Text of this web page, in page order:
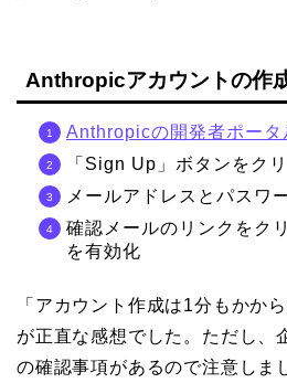
Anthropicアカウントの作
Anthropicの開発者ポータ
「Sign Up」ボタンをク
メールアドレスとパスワ
確認メールのリンクをク
を有効化
「アカウント作成は1分もかか
が正直な感想でした。ただし、
の確認事項があるので注意しま